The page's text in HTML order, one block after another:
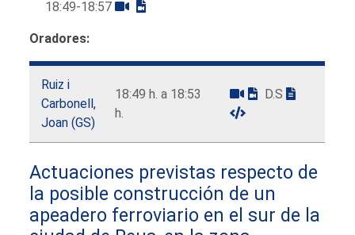
18:49-18:57
Oradores:
Ruiz i
Carbonell,
Joan (GS)
18:49 h. a 18:53
h.
D.S
Actuaciones previstas respecto de
la posible construcción de un
apeadero ferroviario en el sur de la